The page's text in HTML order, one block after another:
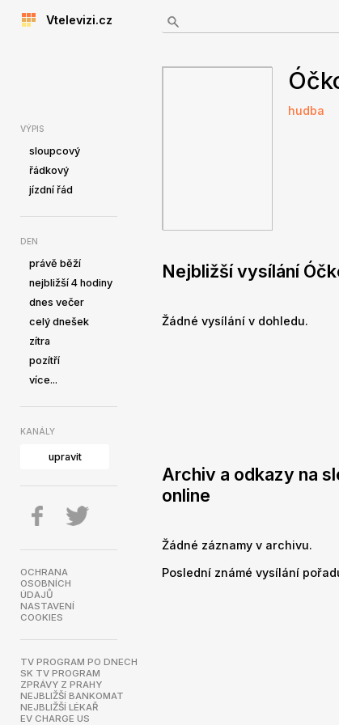
Vtelevizi.cz
VÝPIS
sloupcový
řádkový
jízdní řád
DEN
právě běží
nejbližší 4 hodiny
dnes večer
celý dnešek
zítra
pozítří
více...
KANÁLY
upravit
OCHRANA
OSOBNÍCH
ÚDAJŮ
NASTAVENÍ
COOKIES
TV PROGRAM PO DNECH
SK TV PROGRAM
ZPRÁVY Z PRAHY
NEJBLIŽŠÍ BANKOMAT
NEJBLIŽŠÍ LÉKAŘ
EV CHARGE US
hudba
Nejbližší vysílání
Žádné vysílání v dohledu.
Archiv a odkazy na
online
Žádné záznamy v archivu.
Poslední známé vysílání